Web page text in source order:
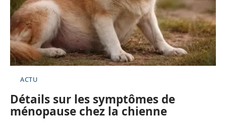
ACTU
Détails sur les symptômes de
ménopause chez la chienne